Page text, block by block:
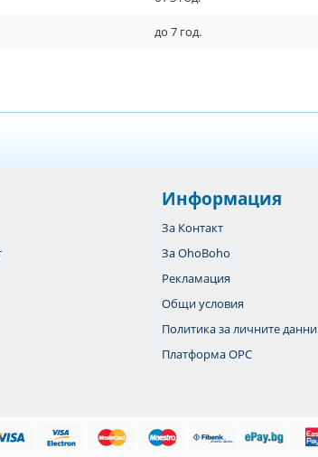
до 7 год.
Информация
За Контакт
За OhoBoho
Рекламация
Общи условия
Политика за личните данни
Платформа OPC